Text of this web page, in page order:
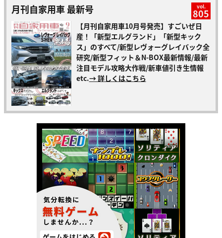
月刊自家用車 最新号 vol.
805
【月刊自家用車10月号発売】すごいぜ日
産！「新型エルグランド」「新型キック
ス」のすべて/新型レヴォーグレイバック全
研究/新型フィット＆N-BOX最新情報/最新
注目モデル攻略大作戦/新車値引き生情報
etc.→ 詳しくはこちら